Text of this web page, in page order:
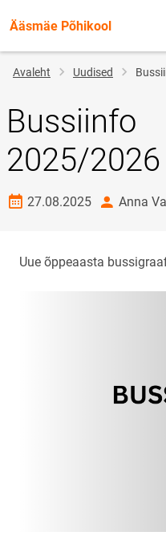
Ääsmäe Põhikool
Jälglink
Avaleht Uudised
Bussiinfo
2025/2026
Loomise kuupäev
27.08.2025 autorAnna
Uue õppeaasta